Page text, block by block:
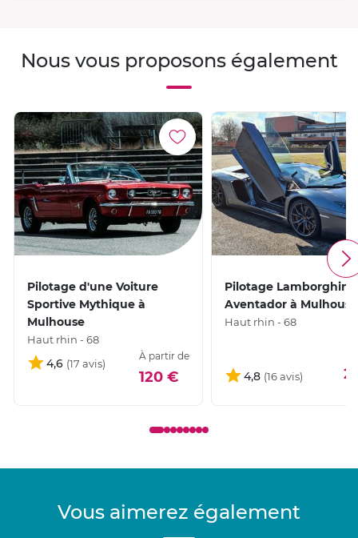
Nous vous proposons également
Pilotage d'une Voiture
Sportive Mythique à
Mulhouse
Haut rhin - 68
4,6
À partir de
120 €
Pilotage Lamborghini
Aventador à Mulhouse
Haut rhin - 68
4,8
Vous aimerez également